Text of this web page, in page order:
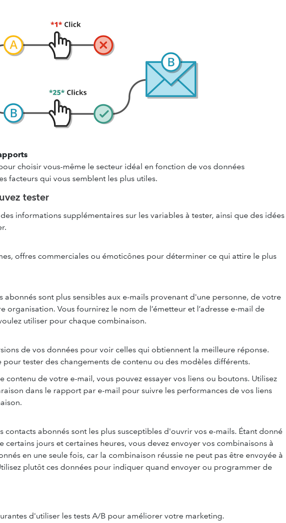
choisir vous-même le secteur idéal en fonction de vos données
facteurs qui vous semblent les plus utiles.
tester
informations supplémentaires sur les variables à tester, ainsi que des idées
offres commerciales ou émoticônes pour déterminer ce qui attire le plus
abonnés sont plus sensibles aux e-mails provenant d'une personne, de votre
organisation. Vous fournirez le nom de l’émetteur et l’adresse e-mail de
utiliser pour chaque combinaison.
de vos données pour voir celles qui obtiennent la meilleure réponse.
pour tester des changements de contenu ou des modèles différents.
contenu de votre e-mail, vous pouvez essayer vos liens ou boutons. Utilisez
dans le rapport par e-mail pour suivre les performances de vos liens
contacts abonnés sont les plus susceptibles d'ouvrir vos e-mails. Étant donné
certains jours et certaines heures, vous devez envoyer vos combinaisons à
en une seule fois, car la combinaison réussie ne peut pas être envoyée à
plutôt ces données pour indiquer quand envoyer ou programmer de
d'utiliser les tests A/B pour améliorer votre marketing.